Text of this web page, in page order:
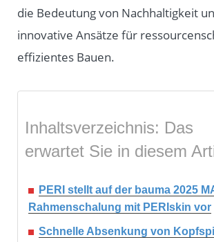
die Bedeutung von Nachhaltigkeit
innovative Ansätze für
effizientes Bauen.
Inhaltsverzeichnis: Das
erwartet Sie in diesem
PERI stellt auf der bauma 2025
Rahmenschalung mit PERIskin vor
Schnelle Absenkung von